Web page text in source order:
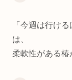
「今週は行け
は、
柔軟性がある椿